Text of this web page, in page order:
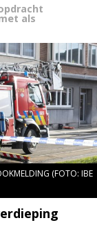
als
(FOTO: IBE